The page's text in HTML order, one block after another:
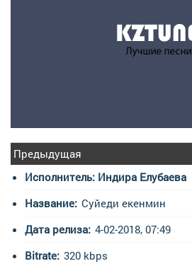
Предыдущая
Исполнитель: Индира Елубаева
Название: Суйеди екенмин
Дата релиза: 4-02-2018, 07:49
Bitrate: 320 kbps